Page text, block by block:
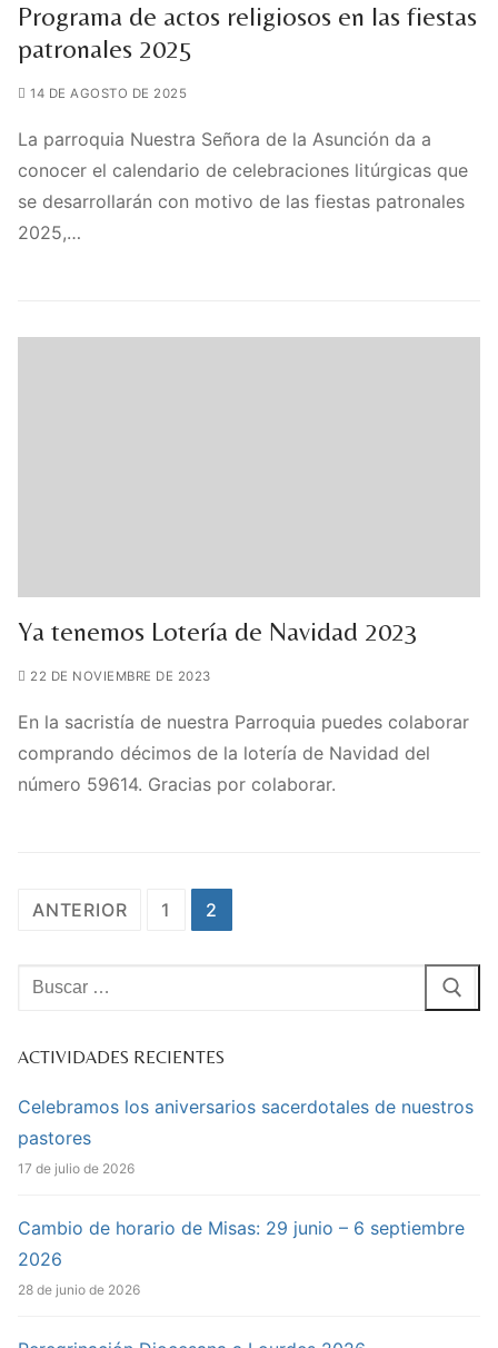
Programa de actos religiosos en las fiestas
patronales 2025
14 DE AGOSTO DE 2025
La parroquia Nuestra Señora de la Asunción da a
conocer el calendario de celebraciones litúrgicas que
se desarrollarán con motivo de las fiestas patronales
2025,…
Ya tenemos Lotería de Navidad 2023
22 DE NOVIEMBRE DE 2023
En la sacristía de nuestra Parroquia puedes colaborar
comprando décimos de la lotería de Navidad del
número 59614. Gracias por colaborar.
Paginación
entradas
ANTERIOR 1 2
Buscar:
ACTIVIDADES RECIENTES
Celebramos los aniversarios sacerdotales de nuestros
pastores
17 de julio de 2026
Cambio de horario de Misas: 29 junio – 6 septiembre
2026
28 de junio de 2026